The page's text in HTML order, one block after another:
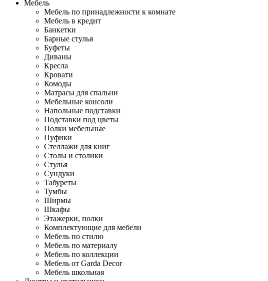
Мебель
Мебель по принадлежности к комнате
Мебель в кредит
Банкетки
Барные стулья
Буфеты
Диваны
Кресла
Кровати
Комоды
Матрасы для спальни
Мебельные консоли
Напольные подставки
Подставки под цветы
Полки мебельные
Пуфики
Стеллажи для книг
Столы и столики
Стулья
Сундуки
Табуреты
Тумбы
Ширмы
Шкафы
Этажерки, полки
Комплектующие для мебели
Мебель по стилю
Мебель по материалу
Мебель по коллекции
Мебель от Garda Decor
Мебель школьная